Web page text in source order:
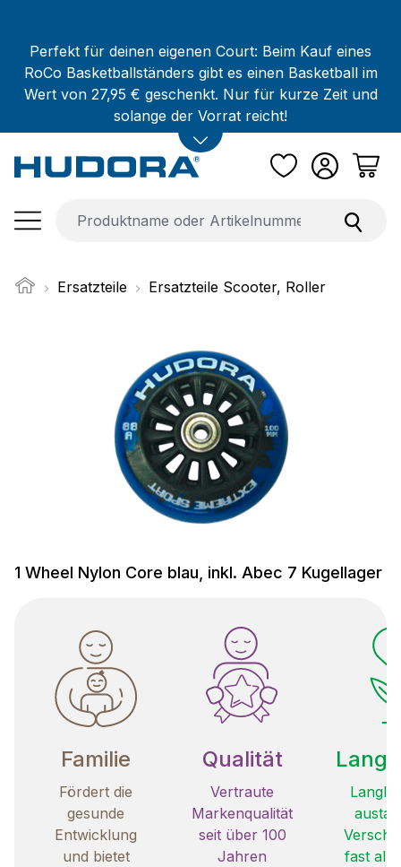
Perfekt für deinen eigenen Court: Beim Kauf eines
RoCo Basketballständers gibt es einen Basketball im
Wert von 27,95 € geschenkt. Nur für kurze Zeit und
solange der Vorrat reicht!
Ersatzteile Ersatzteile Scooter, Roller
1 Wheel Nylon Core blau, inkl. Abec 7 Kugellager
Familie
Fördert die
gesunde
Entwicklung
und bietet
Qualität
Vertraute
Markenqualität
seit über 100
Jahren
fast